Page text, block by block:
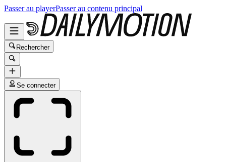
Passer au playerPasser au contenu principal
Rechercher
Se connecter